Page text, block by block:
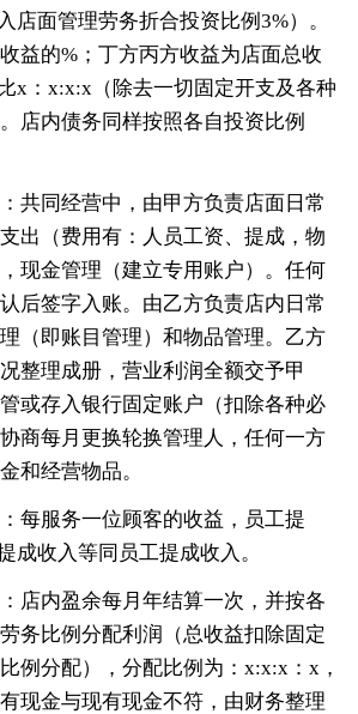
店面管理劳务折合投资比例3%）。
益的%；丁方丙方收益为店面总收
x：x:x:x（除去一切固定开支及各种
店内债务同样按照各自投资比例
共同经营中，由甲方负责店面日常
出（费用有：人员工资、提成，物
现金管理（建立专用账户）。任何
后签字入账。由乙方负责店内日常
（即账目管理）和物品管理。乙方
整理成册，营业利润全额交予甲
或存入银行固定账户（扣除各种必
商每月更换轮换管理人，任何一方
和经营物品。
每服务一位顾客的收益，员工提
成收入等同员工提成收入。
店内盈余每月年结算一次，并按各
务比例分配利润（总收益扣除固定
例分配），分配比例为：x:x:x：x，
现金与现有现金不符，由财务整理